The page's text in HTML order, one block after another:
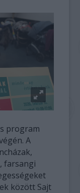
program
A
farsangi
között Sajt